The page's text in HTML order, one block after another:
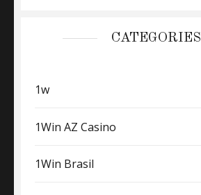
CATEGORIES
1w
1Win AZ Casino
1Win Brasil